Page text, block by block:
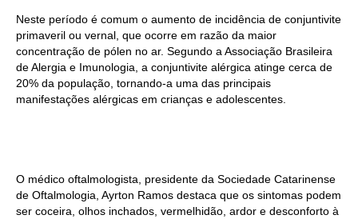
Neste período é comum o aumento de incidência de conjuntivite
primaveril ou vernal, que ocorre em razão da maior
concentração de pólen no ar. Segundo a Associação Brasileira
de Alergia e Imunologia, a conjuntivite alérgica atinge cerca de
20% da população, tornando-a uma das principais
manifestações alérgicas em crianças e adolescentes.
O médico oftalmologista, presidente da Sociedade Catarinense
de Oftalmologia, Ayrton Ramos destaca que os sintomas podem
ser coceira, olhos inchados, vermelhidão, ardor e desconforto à